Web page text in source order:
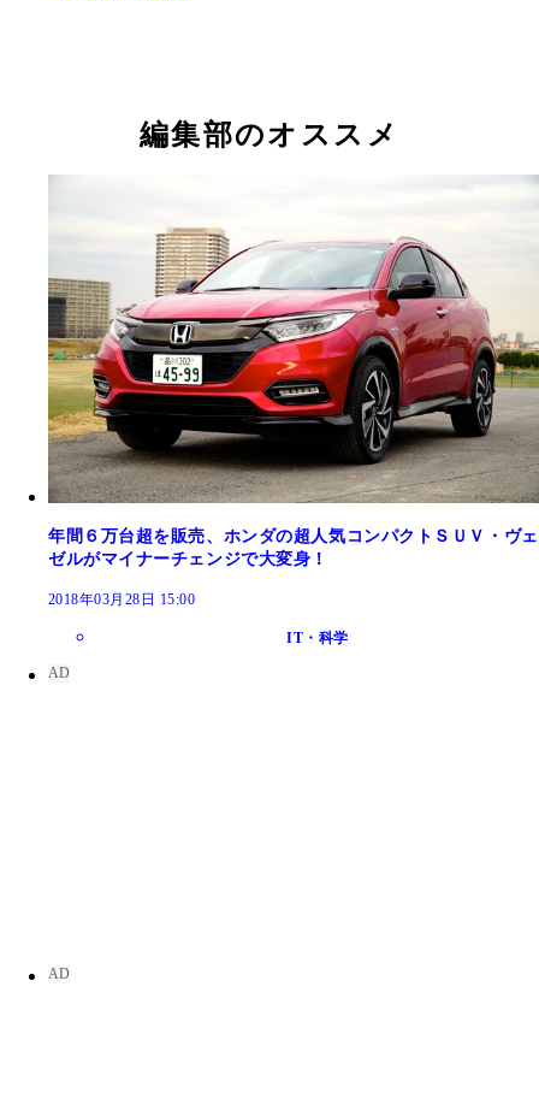
編集部のオススメ
年間６万台超を販売、ホンダの超人気コンパクトＳＵＶ・ヴェ
ゼルがマイナーチェンジで大変身！
2018年03月28日 15:00
IT・科学